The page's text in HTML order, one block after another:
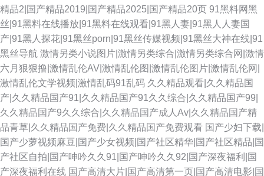
精品2|国产精品2019|国产精品2025|国产精品20页 91黑料网黑
丝|91黑料在线播放|91黑料在线观看|91黑人妻|91黑人人妻国
产|91黑人探花|91黑丝porn|91黑丝传媒视频|91黑丝大神在线|91
黑丝导航 激情另类小说图片|激情另类综合|激情另类综合网|激情
六月狠狠撸|激情乱伦AV|激情乱伦图|激情乱伦图片|激情乱伦网|
激情乱伦文学视频|激情乱码91乱码 久久精品观看|久久精品国
产|久久精品国产91|久久精品国产91久久综合|久久精品国产99|
久久精品国产9久久综合|久久精品国产成人Av|久久精品国产精
品青草|久久精品国产免费|久久精品国产免费观看 国产少妇下载|
国产少萝视频麻豆|国产少女视频|国产社区精华|国产社区精品|国
产社区自拍|国产呻吟久久91|国产呻吟久久92|国产深夜福利|国
产深夜福利在线 国产高清大片|国产高清第一页|国产高清电影|国